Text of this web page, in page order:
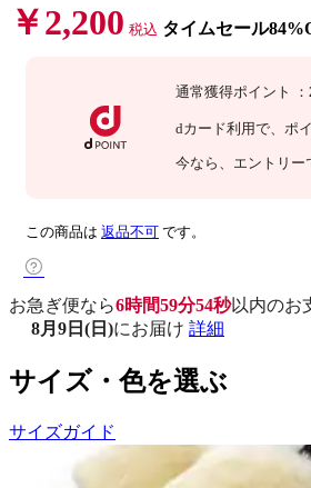
￥2,200 税込 タイムセール
通常獲得ポイント ：
dカード利用で、 ポ
今なら 、エントリ
この商品は 返品不可 です。
お急ぎ便なら6時間59分53秒以内のお
8月9日(日)にお届け 詳細
サイズ・色を選ぶ
サイズガイド